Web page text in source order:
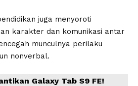
juga menyoroti
karakter dan komunikasi antar
munculnya perilaku
nonverbal.
Galaxy Tab S9 FE!